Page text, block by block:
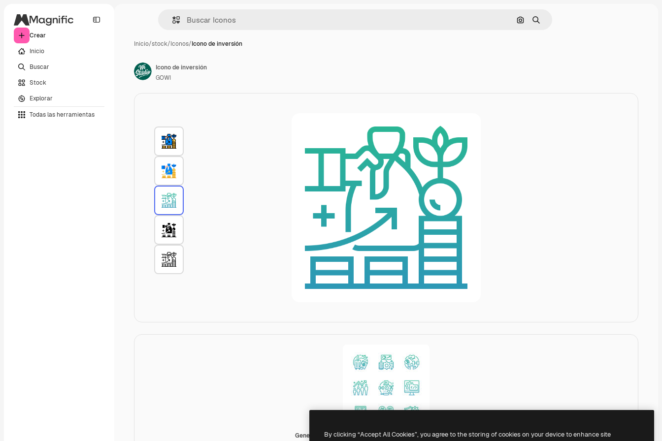
Crear
Inicio
Buscar
Stock
Explorar
Todas las herramientas
Buscar por imagen
Buscar
Inicio/stock/Iconos/Icono de inversión
Generic Gradient
Icono de inversión
GOWI
By clicking “Accept All Cookies”, you agree to the storing of cookies on your device to enhance site